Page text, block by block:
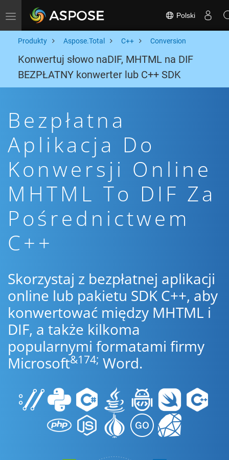
Toggle navigation Polski
Produkty Aspose.Total C++ Conversion
Konwertuj słowo naDIF, MHTML na DIF
BEZPŁATNY konwerter lub C++ SDK
Bezpłatna
Aplikacja Do
Konwersji Online
MHTML To DIF Za
Pośrednictwem
C++
Skorzystaj z bezpłatnej aplikacji
online lub pakietu SDK C++, aby
konwertować między MHTML i
DIF, a także kilkoma
popularnymi formatami firmy
Microsoft&174; Word.